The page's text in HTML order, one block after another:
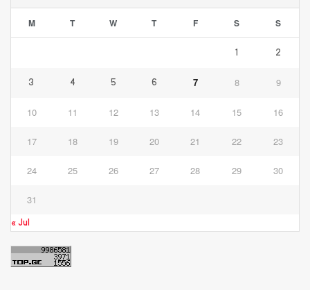
M T W T F S S
1 2
3 4 5 6 7 8 9
10 11 12 13 14 15 16
17 18 19 20 21 22 23
24 25 26 27 28 29 30
31
« Jul